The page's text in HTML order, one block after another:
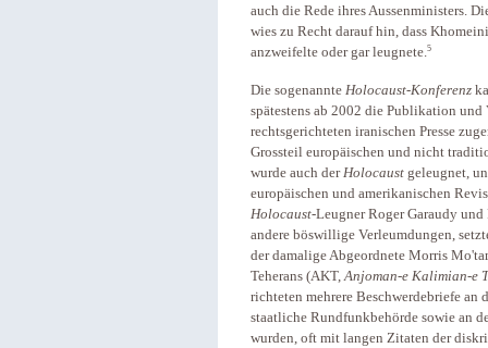
auch die Rede ihres Aussenministers.
wies zu Recht darauf hin, dass
anzweifelte oder gar leugnete.5
Die sogenannte Holocaust-Konferenz
spätestens ab 2002 die Publikation
rechtsgerichteten iranischen Presse
Grossteil europäischen und nicht
wurde auch derHolocaust geleugnet,
europäischen und amerikanischen
Holocaust-Leugner Roger Garaudy
andere böswillige Verleumdungen,
der damalige Abgeordnete Morris
Teherans (AKT,Anjoman-e Kalimian-e
richteten mehrere Beschwerdebriefe
staatliche Rundfunkbehörde sowie an
wurden, oft mit langen Zitaten der